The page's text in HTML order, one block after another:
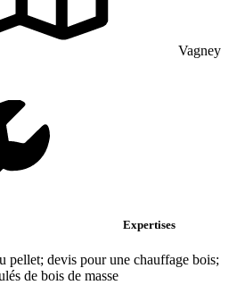
Vagney
Expertises
pellet; devis pour une chauffage bois;
de bois de masse